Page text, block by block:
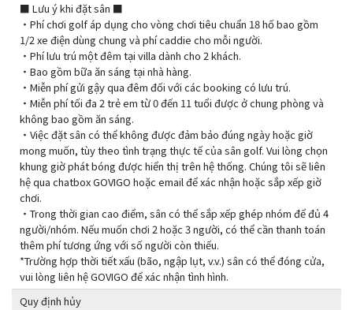
■ Lưu ý khi đặt sân ■
・Phí chơi golf áp dụng cho vòng chơi tiêu chuẩn 18 hố bao gồm
1/2 xe điện dùng chung và phí caddie cho mỗi người.
・Phí lưu trú một đêm tại villa dành cho 2 khách.
・Bao gồm bữa ăn sáng tại nhà hàng.
・Miễn phí gửi gậy qua đêm đối với các booking có lưu trú.
・Miễn phí tối đa 2 trẻ em từ 0 đến 11 tuổi được ở chung phòng và
không bao gồm ăn sáng.
・Việc đặt sân có thể không được đảm bảo đúng ngày hoặc giờ
mong muốn, tùy theo tình trạng thực tế của sân golf. Vui lòng chọn
khung giờ phát bóng được hiển thị trên hệ thống. Chúng tôi sẽ liên
hệ qua chatbox GOVIGO hoặc email để xác nhận hoặc sắp xếp giờ
chơi.
・Trong thời gian cao điểm, sân có thể sắp xếp ghép nhóm để đủ 4
người/nhóm. Nếu muốn chơi 2 hoặc 3 người, có thể cần thanh toán
thêm phí tương ứng với số người còn thiếu.
*Trường hợp thời tiết xấu (bão, ngập lụt, v.v.) sân có thể đóng cửa,
vui lòng liên hệ GOVIGO để xác nhận tình hình.
Quy định hủy